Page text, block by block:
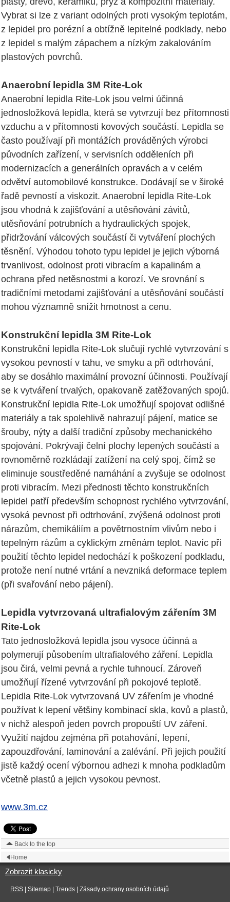
Vybrat si lze z variant odolných proti vysokým teplotám,
z lepidel pro porézní a obtížně lepitelné podklady, nebo
z lepidel s malým zápachem a nízkým zakalováním
plastových povrchů.
Anaerobní lepidla 3M Rite-Lok
Anaerobní lepidla Rite-Lok jsou velmi účinná
jednosložková lepidla, která se vytvrzují bez přítomnosti
vzduchu a v přítomnosti kovových součástí. Lepidla se
často používají při montážích prováděných výrobci
původních zařízení, v servisních odděleních při
modernizacích a generálních opravách a v celém
odvětví automobilové konstrukce. Dodávají se v široké
řadě pevností a viskozit. Anaerobní lepidla Rite-Lok
jsou vhodná k zajišťování a utěsňování závitů,
utěsňování potrubních a hydraulických spojek,
přidržování válcových součástí či vytváření plochých
těsnění. Výhodou tohoto typu lepidel je jejich výborná
trvanlivost, odolnost proti vibracím a kapalinám a
ochrana před netěsnostmi a korozí. Ve srovnání s
tradičními metodami zajišťování a utěsňování součástí
mohou významně snížit hmotnost a cenu.
Konstrukční lepidla 3M Rite-Lok
Konstrukční lepidla Rite-Lok slučují rychlé vytvrzování s
vysokou pevností v tahu, ve smyku a při odtrhování,
aby se dosáhlo maximální provozní účinnosti. Používají
se k vytváření trvalých, opakovaně zatěžovaných spojů.
Konstrukční lepidla Rite-Lok umožňují spojovat odlišné
materiály a tak spolehlivě nahrazují pájení, matice se
šrouby, nýty a další tradiční způsoby mechanického
spojování. Pokrývají čelní plochy lepených součástí a
rovnoměrně rozkládají zatížení na celý spoj, čímž se
eliminuje soustředěné namáhání a zvyšuje se odolnost
proti vibracím. Mezi přednosti těchto konstrukčních
lepidel patří především schopnost rychlého vytvrzování,
vysoká pevnost při odtrhování, zvýšená odolnost proti
nárazům, chemikáliím a povětrnostním vlivům nebo i
tepelným rázům a cyklickým změnám teplot. Navíc při
použití těchto lepidel nedochází k poškození podkladu,
protože není nutné vrtání a nevzniká deformace teplem
(při svařování nebo pájení).
Lepidla vytvrzovaná ultrafialovým zářením 3M
Rite-Lok
Tato jednosložková lepidla jsou vysoce účinná a
polymerují působením ultrafialového záření. Lepidla
jsou čirá, velmi pevná a rychle tuhnoucí. Zároveň
umožňují řízené vytvrzování při pokojové teplotě.
Lepidla Rite-Lok vytvrzovaná UV zářením je vhodné
používat k lepení většiny kombinací skla, kovů a plastů,
v nichž alespoň jeden povrch propouští UV záření.
Využití najdou zejména při potahování, lepení,
zapouzdřování, laminování a zalévání. Při jejich použití
jistě každý ocení výbornou adhezi k mnoha podkladům
včetně plastů a jejich vysokou pevnost.
www.3m.cz
Back to the top
Home
Zobrazit klasicky
RSS| Sitemap| Trends| Zásady ochrany osobních údajů